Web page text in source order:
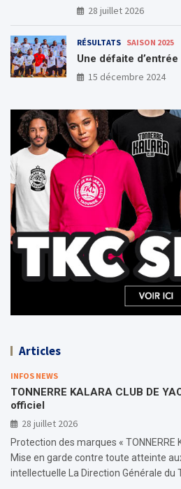
28 juillet 2026
RÉSULTATS SAISON 2025
Une défaite d’entrée
15 décembre 2024
Articles
INFOS NEWS
TONNERRE KALARA CLUB DE
officiel
28 juillet 2026
Protection des marques « TONNERRE
Mise en garde contre toute atteinte
intellectuelle La Direction Générale du